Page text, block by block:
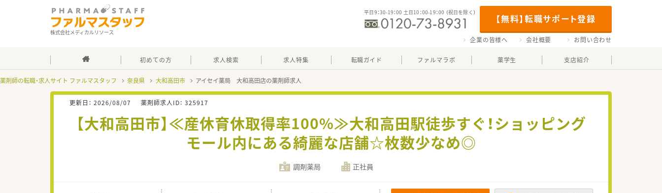
株式会社メディカルリソース
【無料】転職サポート登録
平日9：30-19：00 土日10：00-19：00 （祝日を除く）
企業の皆様へ 会社概要 お問い合わせ
初めての方 求人検索 求人特集 転職ガイド ファルマラボ 薬学生 支店紹介
薬剤師の転職・求人サイト ファルマスタッフ 奈良県 大和高田市 アイセイ薬局 大和高田店の薬剤師求人
更新日： 2026/08/07 薬剤師求人ID： 325917
【大和高田市】≪産休育休取得率100%≫大和高田駅徒歩すぐ！ショッピング
モール内にある綺麗な店舗☆枚数少なめ◎
調剤薬局 正社員